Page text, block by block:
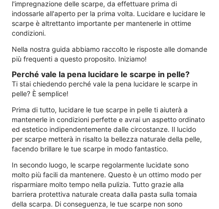
l'impregnazione delle scarpe, da effettuare prima di
indossarle all'aperto per la prima volta. Lucidare e lucidare le
scarpe è altrettanto importante per mantenerle in ottime
condizioni.
Nella nostra guida abbiamo raccolto le risposte alle domande
più frequenti a questo proposito. Iniziamo!
Perché vale la pena lucidare le scarpe in pelle?
Ti stai chiedendo perché vale la pena lucidare le scarpe in
pelle? È semplice!
Prima di tutto, lucidare le tue scarpe in pelle ti aiuterà a
mantenerle in condizioni perfette e avrai un aspetto ordinato
ed estetico indipendentemente dalle circostanze. Il lucido
per scarpe metterà in risalto la bellezza naturale della pelle,
facendo brillare le tue scarpe in modo fantastico.
In secondo luogo, le scarpe regolarmente lucidate sono
molto più facili da mantenere. Questo è un ottimo modo per
risparmiare molto tempo nella pulizia. Tutto grazie alla
barriera protettiva naturale creata dalla pasta sulla tomaia
della scarpa. Di conseguenza, le tue scarpe non sono